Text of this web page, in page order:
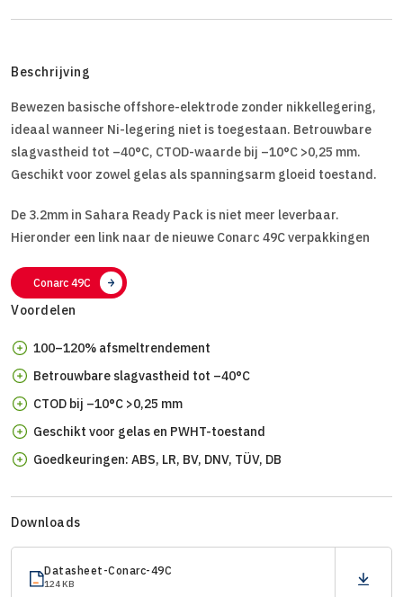
Beschrijving
Bewezen basische offshore-elektrode zonder nikkellegering,
ideaal wanneer Ni-legering niet is toegestaan. Betrouwbare
slagvastheid tot –40°C, CTOD-waarde bij –10°C >0,25 mm.
Geschikt voor zowel gelas als spanningsarm gloeid toestand.
De 3.2mm in Sahara Ready Pack is niet meer leverbaar.
Hieronder een link naar de nieuwe Conarc 49C verpakkingen
Conarc 49C
Voordelen
100–120% afsmeltrendement
Betrouwbare slagvastheid tot –40°C
CTOD bij –10°C >0,25 mm
Geschikt voor gelas en PWHT-toestand
Goedkeuringen: ABS, LR, BV, DNV, TÜV, DB
Downloads
Datasheet-Conarc-49C
124 KB